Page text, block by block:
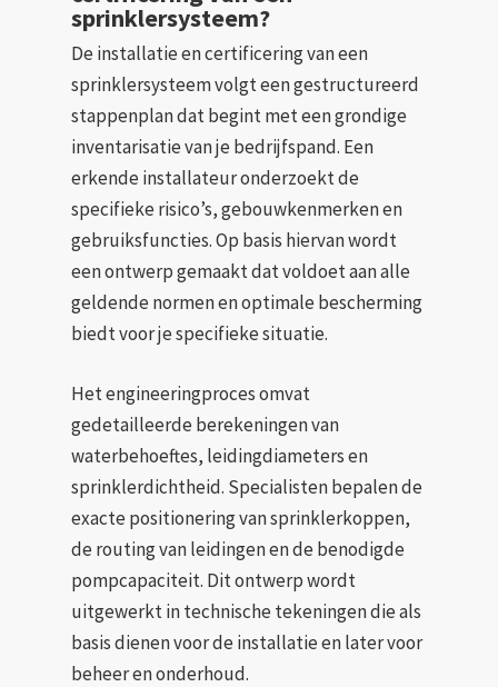
sprinklersysteem?
De installatie en certificering van een
sprinklersysteem volgt een gestructureerd
stappenplan dat begint met een grondige
inventarisatie van je bedrijfspand. Een
erkende installateur onderzoekt de
specifieke risico’s, gebouwkenmerken en
gebruiksfuncties. Op basis hiervan wordt
een ontwerp gemaakt dat voldoet aan alle
geldende normen en optimale bescherming
biedt voor je specifieke situatie.
Het engineeringproces omvat
gedetailleerde berekeningen van
waterbehoeftes, leidingdiameters en
sprinklerdichtheid. Specialisten bepalen de
exacte positionering van sprinklerkoppen,
de routing van leidingen en de benodigde
pompcapaciteit. Dit ontwerp wordt
uitgewerkt in technische tekeningen die als
basis dienen voor de installatie en later voor
beheer en onderhoud.